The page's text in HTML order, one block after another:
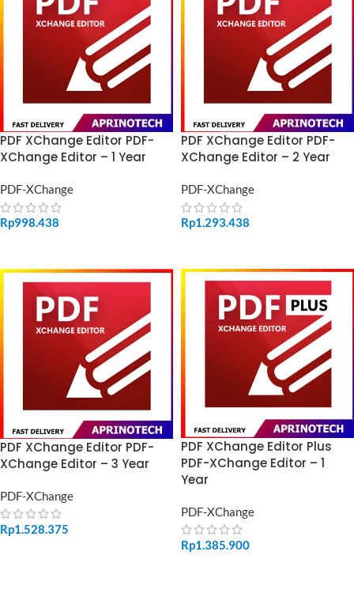
PDF XChange Editor PDF-
XChange Editor – 1 Year
PDF-XChange
Rp998.438
PDF XChange Editor PDF-
XChange Editor – 2 Year
PDF-XChange
Rp1.293.438
PDF XChange Editor PDF-
XChange Editor – 3 Year
PDF-XChange
Rp1.528.375
PDF XChange Editor Plus
PDF-XChange Editor – 1
Year
PDF-XChange
Rp1.385.900